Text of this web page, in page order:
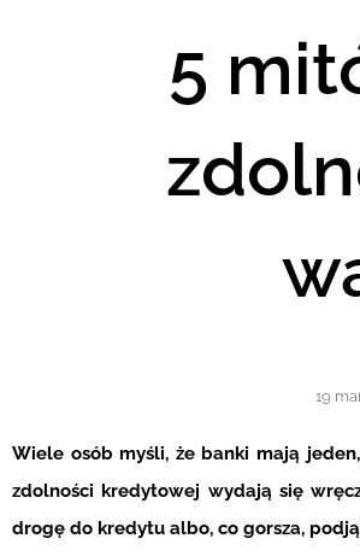
5
19
Wiele osób myśli, że banki mają
zdolności kredytowej wydają się
drogę do kredytu albo, co gorsza,